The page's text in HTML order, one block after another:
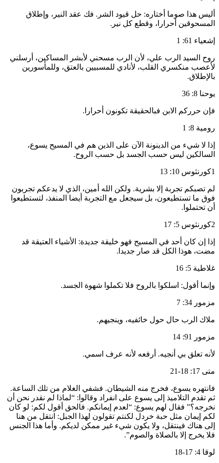
أليس هذا صوما أختاره: حل قيود الشر. فك عقد النير، وإطلاق
المسحوقين أحرارا، وقطع كل نير.
إشعياء 61: 1
روح السيد الرب علي، لأن الرب مسحني لأبشر المساكين، أرسلني
لأعصب منكسري القلب، لأنادي للمسبيين بالعتق، وللمأسورين
بالإطلاق.
يوحنا 8: 36
فإن حرركم الابن فبالحقيقة تكونون أحرارا.
رومية 8: 1
إذا لا شيء من الدينونة الآن على الذين هم في المسيح يسوع،
السالكين ليس حسب الجسد بل حسب الروح.
1كورنثوس 10: 13
لم تصبكم تجربة إلا بشرية. ولكن الله أمين، الذي لا يدعكم تجربون
فوق ما تستطيعون، بل سيجعل مع التجربة أيضا المنفذ، لتستطيعوا
أن تحتملوا.
2كورنثوس 5: 17
إذا إن كان أحد في المسيح فهو خليقة جديدة: الأشياء العتيقة قد
مضت، هوذا الكل قد صار جديدا.
غلاطية 5: 16
وإنما أقول: اسلكوا بالروح فلا تكملوا شهوة الجسد.
مزمور 34: 7
ملاك الرب حال حول خائفيه، وينجيهم.
مزمور 91: 14
لأنه تعلق بي أنجيه. أرفعه لأنه عرف اسمي.
متى 17: 18-21
فانتهره يسوع، فخرج منه الشيطان. فشفي الغلام من تلك الساعة.
ثم تقدم التلاميذ إلى يسوع على انفراد وقالوا: “لماذا لم نقدر نحن أن
نخرجه؟” فقال لهم يسوع: “لعدم إيمانكم. فالحق أقول لكم: لو كان
لكم إيمان مثل حبة خردل لكنتم تقولون لهذا الجبل: انتقل من هنا
إلى هناك فينتقل، ولا يكون شيء غير ممكن لديكم. وأما هذا الجنس
فلا يخرج إلا بالصلاة والصوم”.
لوقا 4: 17-18